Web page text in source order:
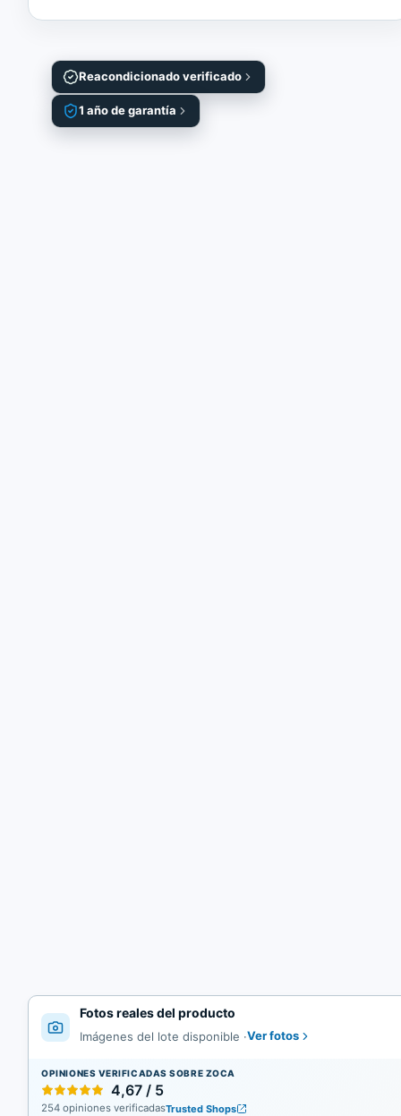
Reacondicionado verificado
1 año de garantía
Fotos reales del producto
Imágenes del lote disponible ·Ver fotos
OPINIONES VERIFICADAS SOBRE ZOCA
4,67 / 5
254 opiniones verificadasTrusted Shops